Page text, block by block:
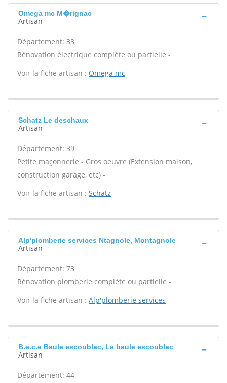
Omega mc M�rignac
Artisan
Département: 33
Rénovation électrique complète ou partielle -
Voir la fiche artisan : Omega mc
Schatz Le deschaux
Artisan
Département: 39
Petite maçonnerie - Gros oeuvre (Extension maison,
construction garage, etc) -
Voir la fiche artisan : Schatz
Alp'plomberie services Ntagnole, Montagnole
Artisan
Département: 73
Rénovation plomberie complète ou partielle -
Voir la fiche artisan : Alp'plomberie services
B.e.c.e Baule escoublac, La baule escoublac
Artisan
Département: 44